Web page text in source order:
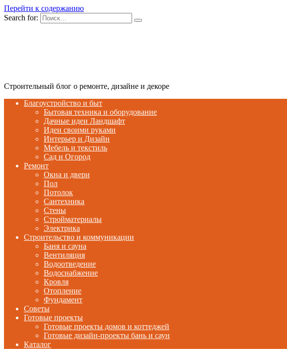
Перейти к содержанию
Search for:
Строительный блог о ремонте, дизайне и декоре
Благоустройство и быт
Бытовая техника и оборудование
Дачные идеи Ландшафт
Идеи своими руками
Интерьер и Дизайн
Мебель и текстиль
Сад и Огород
Ремонт
Окна и двери
Пол
Потолок
Сантехника
Стены
Стройматериалы
Электрика
Строительство и коммуникации
Баня и сауна
Вентиляция
Водоотведение
Водоснабжение
Кровля
Отопление
Фундамент
Советы
Готовые проекты
Готовые проекты домов и коттеджей
Готовые дизайн-проекты бань и саун
Каталог